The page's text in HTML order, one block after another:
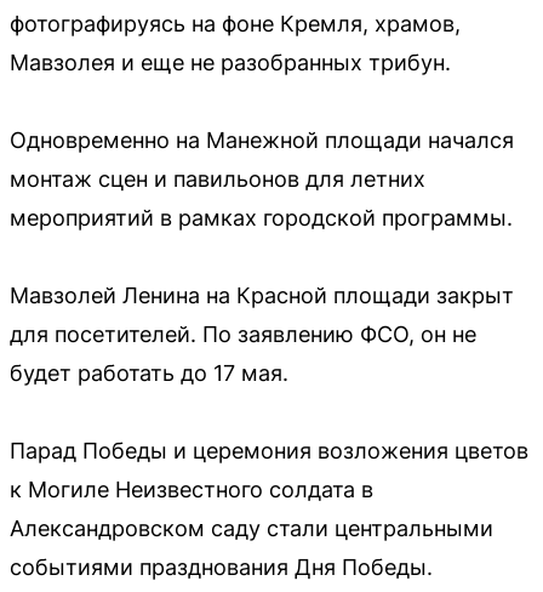
фотографируясь на фоне Кремля, храмов,
Мавзолея и еще не разобранных трибун.
Одновременно на Манежной площади начался
монтаж сцен и павильонов для летних
мероприятий в рамках городской программы.
Мавзолей Ленина на Красной площади закрыт
для посетителей. По заявлению ФСО, он не
будет работать до 17 мая.
Парад Победы и церемония возложения цветов
к Могиле Неизвестного солдата в
Александровском саду стали центральными
событиями празднования Дня Победы.